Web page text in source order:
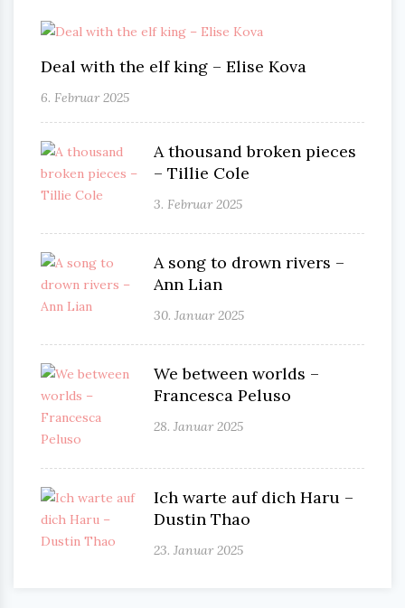
Deal with the elf king – Elise Kova
6. Februar 2025
A thousand broken pieces
– Tillie Cole
3. Februar 2025
A song to drown rivers –
Ann Lian
30. Januar 2025
We between worlds –
Francesca Peluso
28. Januar 2025
Ich warte auf dich Haru –
Dustin Thao
23. Januar 2025